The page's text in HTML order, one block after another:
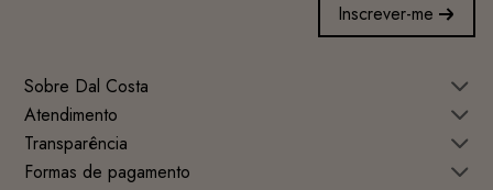
Inscrever-me
Sobre Dal Costa
Atendimento
Transparência
Formas de pagamento